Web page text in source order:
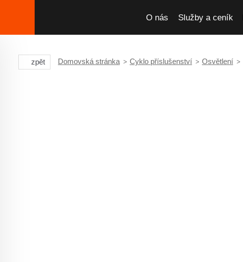
O nás Služby a ceník
zpět Domovská stránka Cyklo příslušenství Osvětlení